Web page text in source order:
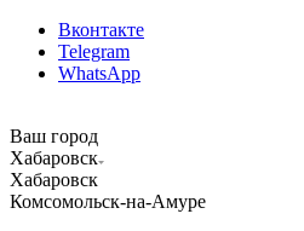
Вконтакте
Telegram
WhatsApp
Ваш город
Хабаровск
Хабаровск
Комсомольск-на-Амуре